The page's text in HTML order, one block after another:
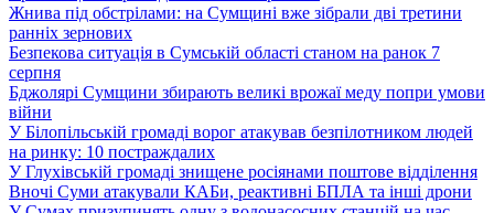
Жнива під обстрілами: на Сумщині вже зібрали дві третини
ранніх зернових
Безпекова ситуація в Сумській області станом на ранок 7
серпня
Бджолярі Сумщини збирають великі врожаї меду попри умови
війни
У Білопільській громаді ворог атакував безпілотником людей
на ринку: 10 постраждалих
У Глухівській громаді знищене росіянами поштове відділення
Вночі Суми атакували КАБи, реактивні БПЛА та інші дрони